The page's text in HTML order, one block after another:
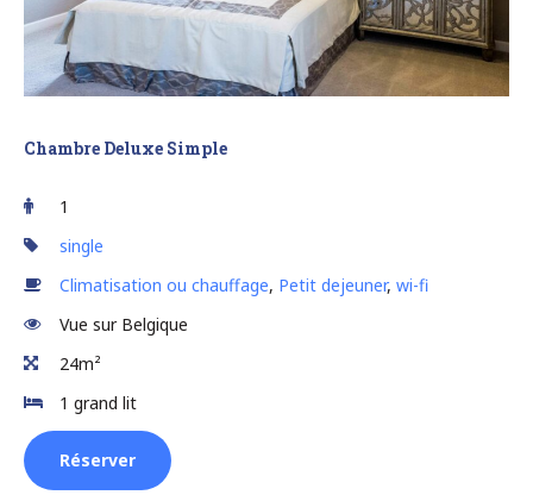
Chambre Deluxe Simple
1
single
Climatisation ou chauffage, Petit dejeuner, wi-fi
Vue sur Belgique
24m²
1 grand lit
Réserver